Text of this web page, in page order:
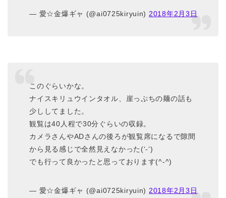
— 愛☆金爆ギャ (@ai0725kiryuin) 2018年2月3日
このぐらいかな。
ナイスキリュウインタオル、崖っぷちの麺の話も
少ししてました。
観覧は40人程で30分ぐらいの収録。
カメラさんやADさんの後ろが観覧席になるで隙間
から見る感じで全然見えなかった(‘-‘)
でも行って良かったと思っております(^-^)
— 愛☆金爆ギャ (@ai0725kiryuin) 2018年2月3日